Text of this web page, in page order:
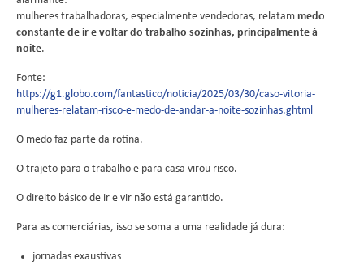
mulheres trabalhadoras, especialmente vendedoras, relatam medo
constante de ir e voltar do trabalho sozinhas, principalmente à
noite.
Fonte:
https://g1.globo.com/fantastico/noticia/2025/03/30/caso-vitoria-
mulheres-relatam-risco-e-medo-de-andar-a-noite-sozinhas.ghtml
O medo faz parte da rotina.
O trajeto para o trabalho e para casa virou risco.
O direito básico de ir e vir não está garantido.
Para as comerciárias, isso se soma a uma realidade já dura:
jornadas exaustivas